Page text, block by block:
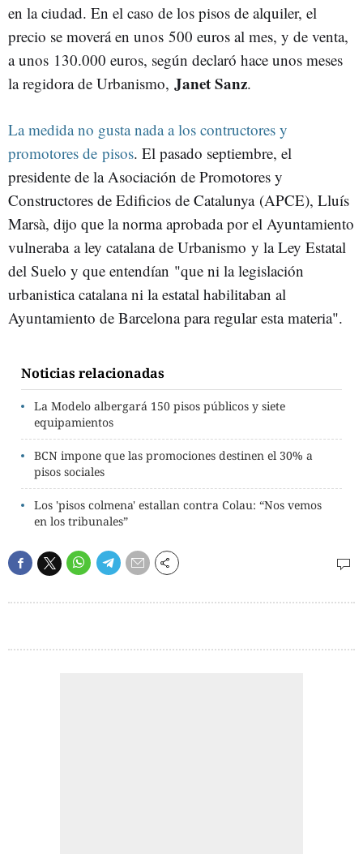
en la ciudad. En el caso de los pisos de alquiler, el
precio se moverá en unos 500 euros al mes, y de venta,
a unos 130.000 euros, según declaró hace unos meses
la regidora de Urbanismo, Janet Sanz.
La medida no gusta nada a los contructores y
promotores de pisos. El pasado septiembre, el
presidente de la Asociación de Promotores y
Constructores de Edificios de Catalunya (APCE), Lluís
Marsà, dijo que la norma aprobada por el Ayuntamiento
vulneraba a ley catalana de Urbanismo y la Ley Estatal
del Suelo y que entendían "que ni la legislación
urbanistica catalana ni la estatal habilitaban al
Ayuntamiento de Barcelona para regular esta materia".
Noticias relacionadas
La Modelo albergará 150 pisos públicos y siete
equipamientos
BCN impone que las promociones destinen el 30% a
pisos sociales
Los 'pisos colmena' estallan contra Colau: “Nos vemos
en los tribunales”